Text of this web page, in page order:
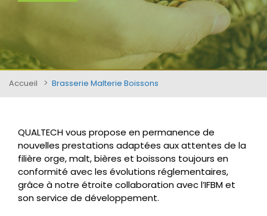
Accueil Brasserie Malterie Boissons
QUALTECH vous propose en permanence de
nouvelles prestations adaptées aux attentes de la
filière orge, malt, bières et boissons toujours en
conformité avec les évolutions réglementaires,
grâce à notre étroite collaboration avec l’IFBM et
son service de développement.